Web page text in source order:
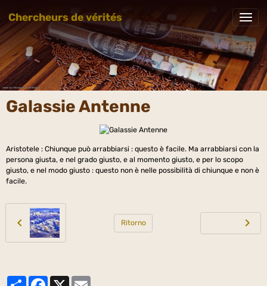
Chercheurs de vérités
Galassie Antenne
Aristotele : Chiunque può arrabbiarsi : questo è facile. Ma arrabbiarsi con la
persona giusta, e nel grado giusto, e al momento giusto, e per lo scopo
giusto, e nel modo giusto : questo non è nelle possibilità di chiunque e non è
facile.
Ritorno
PartagerFacebook